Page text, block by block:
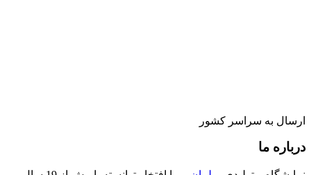
ارسال به سراسر کشور
درباره ما